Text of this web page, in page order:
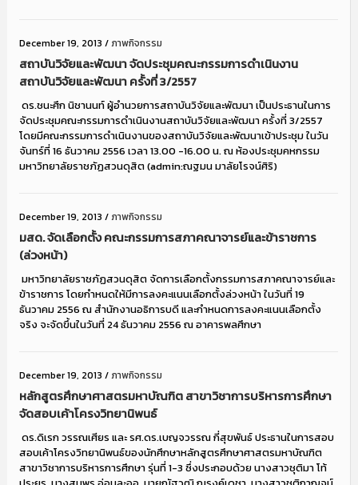
December 19, 2013 /ภาพกิจกรรม
สถาบันวิจัยและพัฒนา จัดประชุมคณะกรรมการดำเนินงาน
สถาบันวิจัยและพัฒนา ครั้งที่ 3/2557
ดร.ชนะศึก นิชานนท์ ผู้อำนวยการสถาบันวิจัยและพัฒนา เป็นประธานในการ
จัดประชุมคณะกรรมการดำเนินงานสถาบันวิจัยและพัฒนา ครั้งที่ 3/2557
โดยมีคณะกรรมการดำเนินงานของสถาบันวิจัยและพัฒนาเข้าประชุม ในวัน
จันทร์ที่ 16 ธันวาคม 2556 เวลา 13.00 -16.00 น. ณ ห้องประชุมคหกรรม
มหาวิทยาลัยราชภัฏสวนดุสิต (admin:ณฐมน มาลัยโรจน์ศิริ)
December 19, 2013 /ภาพกิจกรรม
มสด. จัดเลือกตั้ง คณะกรรมการสภาคณาจารย์และข้าราชการ
(ล่วงหน้า)
มหาวิทยาลัยราชภัฏสวนดุสิต จัดการเลือกตั้งกรรมการสภาคณาจารย์และ
ข้าราชการ โดยกำหนดให้มีการลงคะแนนเลือกตั้งล่วงหน้า ในวันที่ 19
ธันวาคม 2556 ณ สำนักงานอธิการบดี และกำหนดการลงคะแนนเลือกตั้ง
จริง จะจัดขึ้นในวันที่ 24 ธันวาคม 2556 ณ อาคารพลศึกษา
December 19, 2013 /ภาพกิจกรรม
หลักสูตรศึกษาศาสตรมหาบัณฑิต สาขาวิชาการบริหารการศึกษา
จัดสอบเค้าโครงวิทยานิพนธ์
ดร.ดิเรก วรรณเศียร และ รศ.ดร.เบญจวรรณ กี่สุขพันธ์ ประธานในการสอบ
สอบเค้าโครงวิทยานิพนธ์ของนักศึกษาหลักสูตรศึกษาศาสตรมหาบัณฑิต
สาขาวิชาการบริหารการศึกษา รุ่นที่ 1-3 ซึ่งประกอบด้วย นางสาวชุติมา โท้